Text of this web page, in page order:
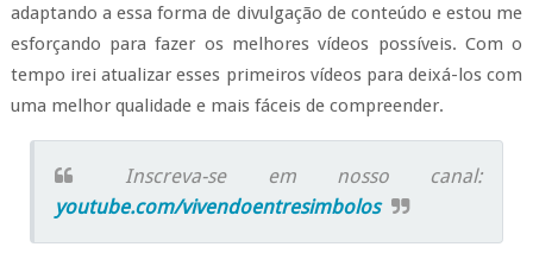
adaptando a essa forma de divulgação de conteúdo e estou me
esforçando para fazer os melhores vídeos possíveis. Com o
tempo irei atualizar esses primeiros vídeos para deixá-los com
uma melhor qualidade e mais fáceis de compreender.
Inscreva-se em nosso canal:
youtube.com/vivendoentresimbolos